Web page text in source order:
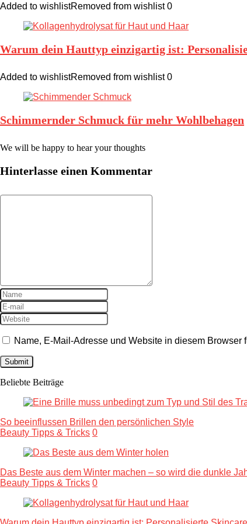
Added to wishlistRemoved from wishlist 0
Warum dein Hauttyp einzigartig ist:
Added to wishlistRemoved from wishlist 0
Schimmernder Schmuck für mehr Wohlbehagen
We will be happy to hear your thoughts
Hinterlasse einen Kommentar
Name, E-Mail-Adresse und Website in diesem
Beliebte Beiträge
So beeinflussen Brillen den persönlichen Style
Beauty Tipps & Tricks 0
Das Beste aus dem Winter machen – so wird die dunkle
Beauty Tipps & Tricks 0